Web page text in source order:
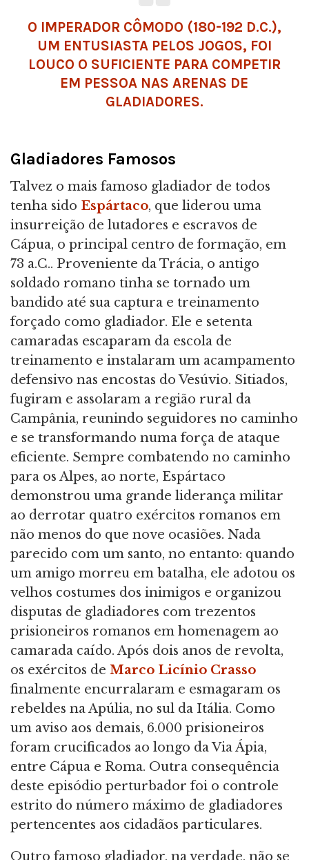
O IMPERADOR CÔMODO (180-192 D.C.),
UM ENTUSIASTA PELOS JOGOS, FOI
LOUCO O SUFICIENTE PARA COMPETIR
EM PESSOA NAS ARENAS DE
GLADIADORES.
Gladiadores Famosos
Talvez o mais famoso gladiador de todos
tenha sido Espártaco, que liderou uma
insurreição de lutadores e escravos de
Cápua, o principal centro de formação, em
73 a.C.. Proveniente da Trácia, o antigo
soldado romano tinha se tornado um
bandido até sua captura e treinamento
forçado como gladiador. Ele e setenta
camaradas escaparam da escola de
treinamento e instalaram um acampamento
defensivo nas encostas do Vesúvio. Sitiados,
fugiram e assolaram a região rural da
Campânia, reunindo seguidores no caminho
e se transformando numa força de ataque
eficiente. Sempre combatendo no caminho
para os Alpes, ao norte, Espártaco
demonstrou uma grande liderança militar
ao derrotar quatro exércitos romanos em
não menos do que nove ocasiões. Nada
parecido com um santo, no entanto: quando
um amigo morreu em batalha, ele adotou os
velhos costumes dos inimigos e organizou
disputas de gladiadores com trezentos
prisioneiros romanos em homenagem ao
camarada caído. Após dois anos de revolta,
os exércitos de Marco Licínio Crasso
finalmente encurralaram e esmagaram os
rebeldes na Apúlia, no sul da Itália. Como
um aviso aos demais, 6.000 prisioneiros
foram crucificados ao longo da Via Ápia,
entre Cápua e Roma. Outra consequência
deste episódio perturbador foi o controle
estrito do número máximo de gladiadores
pertencentes aos cidadãos particulares.
Outro famoso gladiador, na verdade, não se